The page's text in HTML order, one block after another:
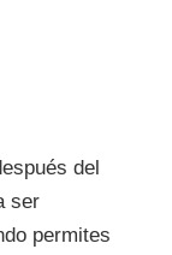
del
ser
permites